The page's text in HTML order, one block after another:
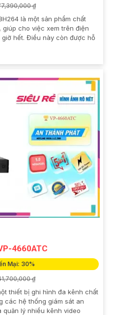
₫
là một sản phẩm chất
giúp cho việc xem trên điện
hết. Điều này còn được hỗ
4660ATC
Mại: 30%
₫
thiết bị ghi hình đa kênh chất
các hệ thống giám sát an
quản lý nhiều kênh video